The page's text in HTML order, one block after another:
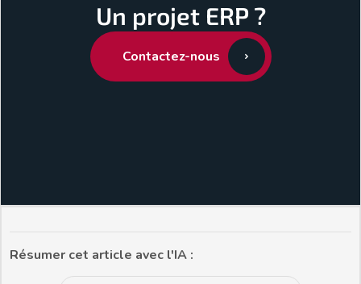
Un projet ERP ?
Contactez-nous
Résumer cet article avec l'IA :